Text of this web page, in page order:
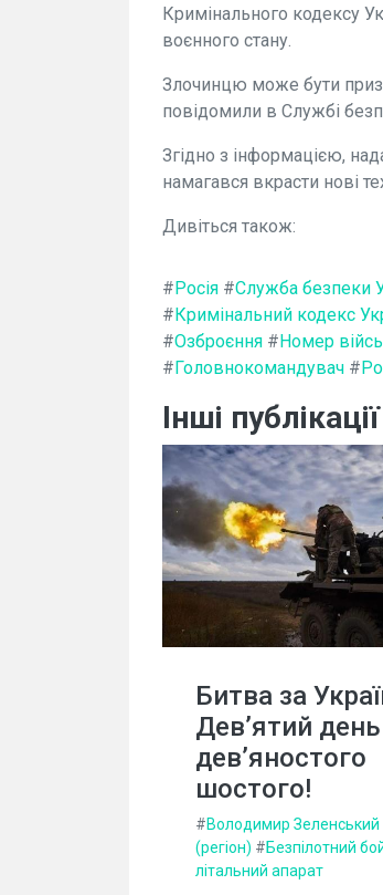
Кримінального кодексу
воєнного стану.
Злочинцю може бути
повідомили в Службі
Згідно з інформацією,
намагався вкрасти нові
Дивіться також:
#Росія #Служба безпеки
#Кримінальний кодекс
#Озброєння #Номер
#Головнокомандувач #
Інші публікації
Битва за
Дев’ятий день
дев’яностого
шостого!
#Володимир Зеленський
(регіон) #Безпілотний
літальний апарат